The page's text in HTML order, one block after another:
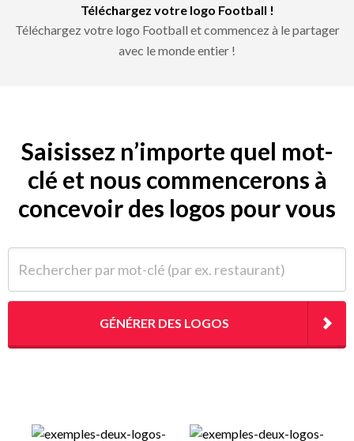
Téléchargez votre logo Football !
Téléchargez votre logo Football et commencez à le partager
avec le monde entier !
Saisissez n’importe quel mot-
clé et nous commencerons à
concevoir des logos pour vous
GÉNÉRER DES LOGOS